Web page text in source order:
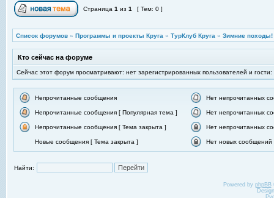
Страница 1 из 1 [ Тем: 0 ]
Список форумов » Программы и проекты Круга » ТурКлуб Круга » Зимние походы!
Кто сейчас на форуме
Сейчас этот форум просматривают: нет зарегистрированных пользователей и гости:
Непрочитанные сообщения Нет непрочитанных
Непрочитанные сообщения [ Популярная тема ] Нет непрочитанных
Непрочитанные сообщения [ Тема закрыта ] Нет непрочитанных
Новые сообщения [ Тема закрыта ] Нет новых сообщений
Найти:
Powered by phpBB